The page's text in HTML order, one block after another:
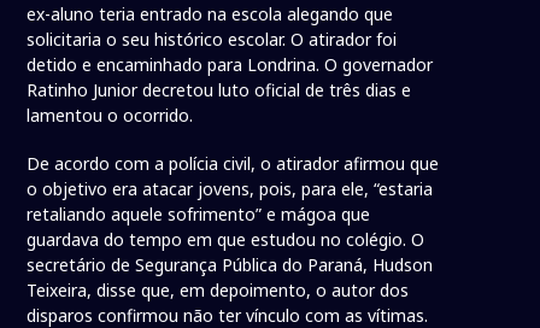
ex-aluno teria entrado na escola alegando que
solicitaria o seu histórico escolar. O atirador foi
detido e encaminhado para Londrina. O governador
Ratinho Junior decretou luto oficial de três dias e
lamentou o ocorrido.
De acordo com a polícia civil, o atirador afirmou que
o objetivo era atacar jovens, pois, para ele, “estaria
retaliando aquele sofrimento” e mágoa que
guardava do tempo em que estudou no colégio. O
secretário de Segurança Pública do Paraná, Hudson
Teixeira, disse que, em depoimento, o autor dos
disparos confirmou não ter vínculo com as vítimas.